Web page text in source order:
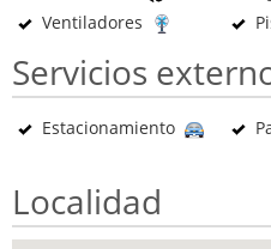
Ventiladores
Servicios
Estacionamiento
Localidad